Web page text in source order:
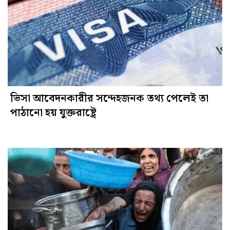
ভিসা আবেদনকারীর সন্দেহজনক তথ্য পেলেই তা
পাঠানো হয় যুক্তরাষ্ট্রে